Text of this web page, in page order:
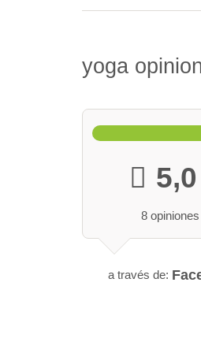
yoga
5,0
8 opiniones
a través de: